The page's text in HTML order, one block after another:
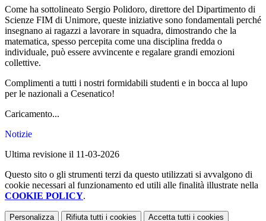
Come ha sottolineato Sergio Polidoro, direttore del Dipartimento di
Scienze FIM di Unimore, queste iniziative sono fondamentali perché
insegnano ai ragazzi a lavorare in squadra, dimostrando che la
matematica, spesso percepita come una disciplina fredda o
individuale, può essere avvincente e regalare grandi emozioni
collettive.
Complimenti a tutti i nostri formidabili studenti e in bocca al lupo
per le nazionali a Cesenatico!
Caricamento...
Notizie
Ultima revisione il 11-03-2026
Questo sito o gli strumenti terzi da questo utilizzati si avvalgono di
cookie necessari al funzionamento ed utili alle finalità illustrate nella
COOKIE POLICY.
Personalizza Rifiuta tutti i cookies Accetta tutti i cookies